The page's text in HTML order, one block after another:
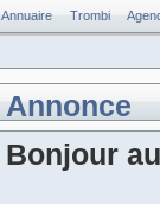
Annuaire Trombi
Annonce
Bonjour